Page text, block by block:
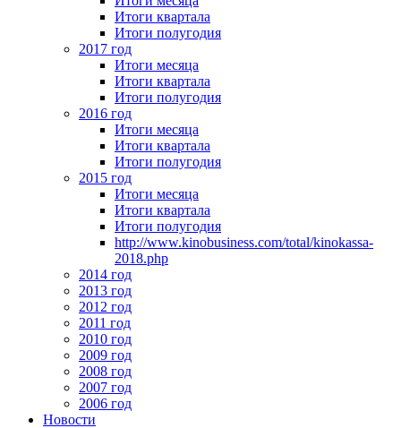
Итоги квартала
Итоги полугодия
2017 год
Итоги месяца
Итоги квартала
Итоги полугодия
2016 год
Итоги месяца
Итоги квартала
Итоги полугодия
2015 год
Итоги месяца
Итоги квартала
Итоги полугодия
http://www.kinobusiness.com/total/kinokassa-
2018.php
2014 год
2013 год
2012 год
2011 год
2010 год
2009 год
2008 год
2007 год
2006 год
Новости